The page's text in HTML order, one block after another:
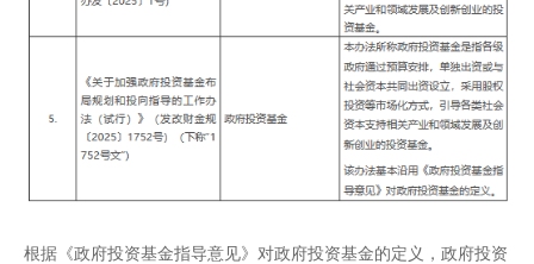
根据《政府投资基金指导意见》对政府投资基金的定义，政府投资